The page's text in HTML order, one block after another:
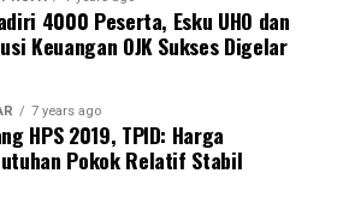
serta pengembangan bisnis
berkelanjutan. Seluruh agenda
orientasi customer-centric,
peran BRI sebagai bank yang
nasabah.
Posisi “Satu Bank untuk
dan pekerjaan, sehingga mampu
nyata bagi kemajuan
serta bangsa Indonesia.
4000 Peserta, Esku UHO dan
Keuangan OJK Sukses Digelar
7 years ago
HPS 2019, TPID: Harga
Pokok Relatif Stabil